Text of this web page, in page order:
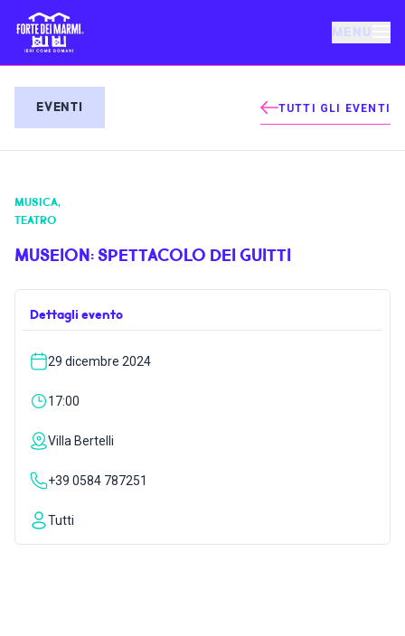
MENU
EVENTI
NOTIZIE
COSA FARE
ISPIRAZIONI
EVENTI TUTTI GLI EVENTI
MUSICA,
TEATRO
MUSEION: SPETTACOLO DEI GUITTI
Dettagli evento
29 dicembre 2024
17:00
Villa Bertelli
+39 0584 787251
Tutti